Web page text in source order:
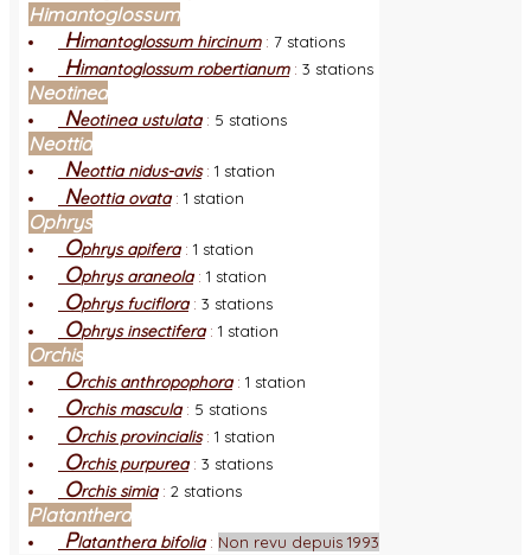
Himantoglossum
Himantoglossum hircinum: 7 stations
Himantoglossum robertianum: 3 stations
Neotinea
Neotinea ustulata: 5 stations
Neottia
Neottia nidus-avis: 1 station
Neottia ovata: 1 station
Ophrys
Ophrys apifera: 1 station
Ophrys araneola: 1 station
Ophrys fuciflora: 3 stations
Ophrys insectifera: 1 station
Orchis
Orchis anthropophora: 1 station
Orchis mascula: 5 stations
Orchis provincialis: 1 station
Orchis purpurea: 3 stations
Orchis simia: 2 stations
Platanthera
Platanthera bifolia: Non revu depuis 1993